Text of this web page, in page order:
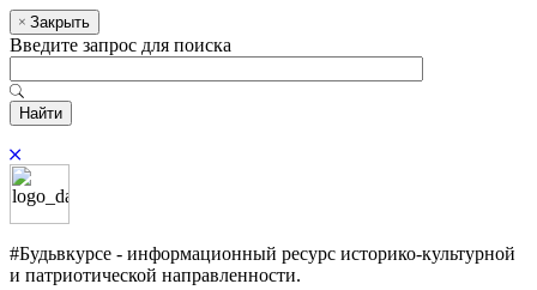
Закрыть
Введите запрос для поиска
Найти
#Будьвкурсе - информационный ресурс историко-культурной
и патриотической направленности.